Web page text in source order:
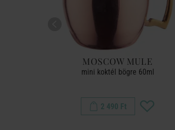
MOSCOW MULE
mini koktél bögre 60ml
2 490 Ft